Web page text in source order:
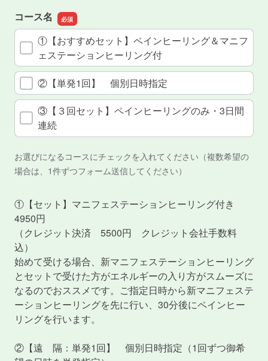
コース名
①【おすすめセット】ペインヒーリング＆マニフ
ェステーションヒーリング付
②【単発1回】 個別日時指定
③【３回セット】ペインヒーリングのみ・3日間
連続
お選びになるコースにチェックを入れてください（複数希望の
場合は、1件ずつフォーム送信してください）
①【セット】マニフェステーションヒーリング付き
4950円
（クレジット決済 5500円 クレジット会社手数料
込）
始めて受ける場合、新マニフェステーションヒーリング
とセットで受けた方がエネルギーの入り方がスムーズに
なるのでおススメです。ご指定日時から新マニフェステ
ーションヒーリングを先に行い、30分後にペインヒー
リングを行います。
②【遠 隔：単発1回】 個別日時指定（1回ずつ御希